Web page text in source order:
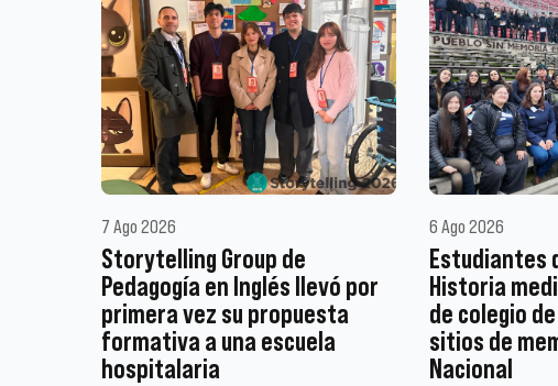
7 Ago 2026
Storytelling Group de
Pedagogía en Inglés llevó por
primera vez su propuesta
formativa a una escuela
hospitalaria
6 Ago 2026
Estudiantes
Historia
de colegio
sitios de
Nacional